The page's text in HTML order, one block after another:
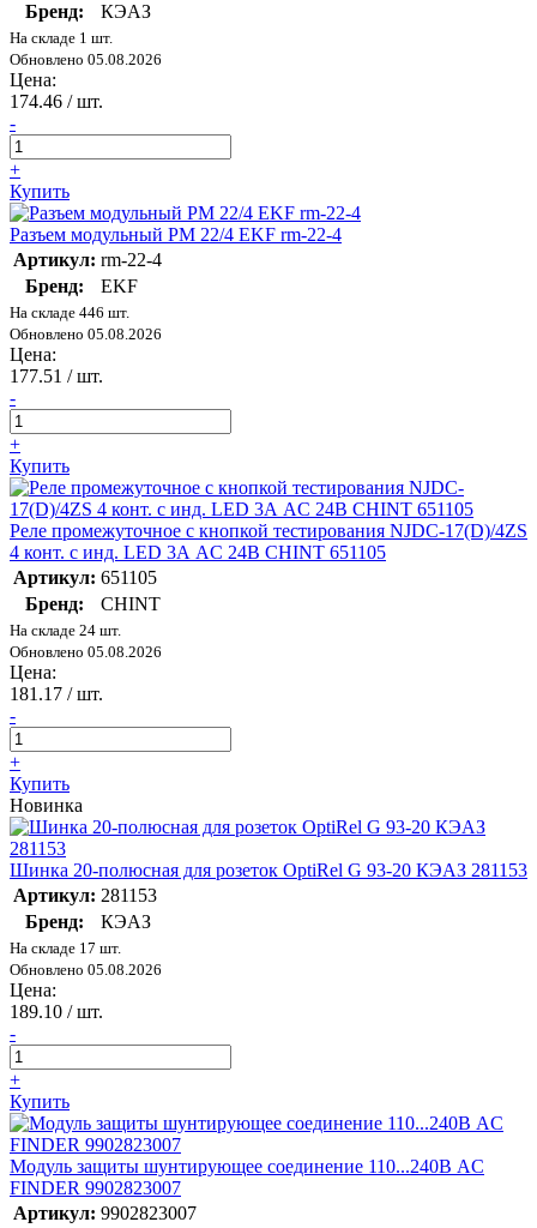
Бренд:
КЭАЗ
На складе 1 шт.
Обновлено 05.08.2026
Цена:
174.46 / шт.
-
+
Купить
Разъем модульный РМ 22/4 EKF rm-22-4
Артикул: rm-22-4
Бренд:
EKF
На складе 446 шт.
Обновлено 05.08.2026
Цена:
177.51 / шт.
-
+
Купить
Реле промежуточное с кнопкой тестирования NJDC-17(D)/4ZS
4 конт. с инд. LED 3А AC 24В CHINT 651105
Артикул: 651105
Бренд:
CHINT
На складе 24 шт.
Обновлено 05.08.2026
Цена:
181.17 / шт.
-
+
Купить
Новинка
Шинка 20-полюсная для розеток OptiRel G 93-20 КЭАЗ 281153
Артикул: 281153
Бренд:
КЭАЗ
На складе 17 шт.
Обновлено 05.08.2026
Цена:
189.10 / шт.
-
+
Купить
Модуль защиты шунтирующее соединение 110...240В AC
FINDER 9902823007
Артикул: 9902823007